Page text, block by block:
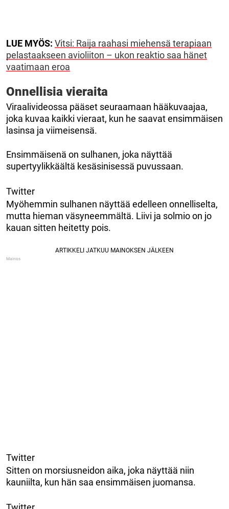
LUE MYÖS: Vitsi: Raija raahasi miehensä terapiaan
pelastaakseen avioliiton – ukon reaktio saa hänet
vaatimaan eroa
Onnellisia vieraita
Viraalivideossa pääset seuraamaan hääkuvaajaa,
joka kuvaa kaikki vieraat, kun he saavat ensimmäisen
lasinsa ja viimeisensä.
Ensimmäisenä on sulhanen, joka näyttää
supertyylikkäältä kesäsinisessä puvussaan.
Twitter
Myöhemmin sulhanen näyttää edelleen onnelliselta,
mutta hieman väsyneemmältä. Liivi ja solmio on jo
kauan sitten heitetty pois.
Twitter
Sitten on morsiusneidon aika, joka näyttää niin
kauniilta, kun hän saa ensimmäisen juomansa.